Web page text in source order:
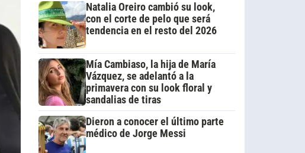
Natalia Oreiro cambió su look,
con el corte de pelo que será
tendencia en el resto del 2026
Mía Cambiaso, la hija de María
Vázquez, se adelantó a la
primavera con su look floral y
sandalias de tiras
Dieron a conocer el último parte
médico de Jorge Messi